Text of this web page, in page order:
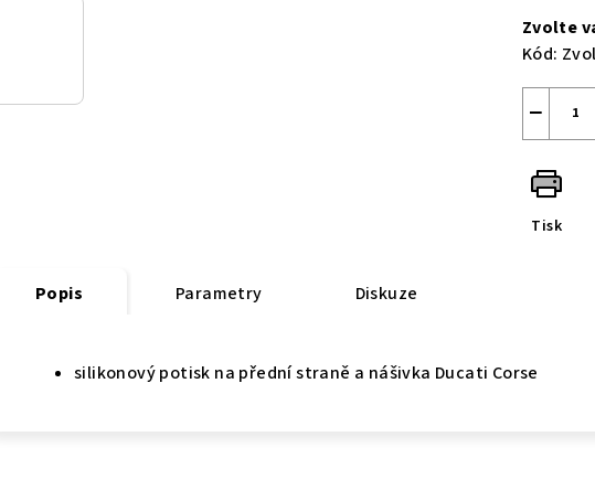
cena:
Zvolte
Kód:
−
Tisk
Popis Parametry Diskuze
silikonový potisk na přední straně a nášivka Ducati Corse